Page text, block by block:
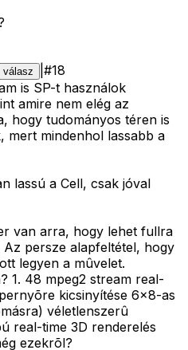
válasz #18
is SP-t használok
amire nem elég az
hogy tudományos téren is
mert mindenhol lassabb a
lassú a Cell, csak jóval
van arra, hogy lehet fullra
persze alapfeltétel, hogy
legyen a mûvelet.
1. 48 mpeg2 stream real-
kicsinyítése 6x8-as
véletlenszerû
real-time 3D renderelés
ezekrõl?